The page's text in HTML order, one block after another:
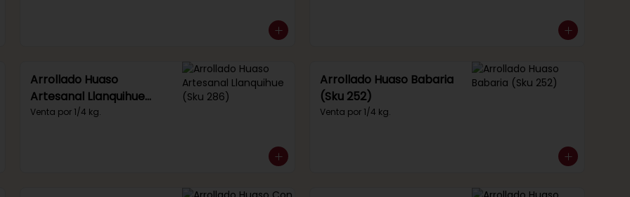
Arrollado Huaso
Artesanal Llanquihue
(Sku 286)
Venta por 1/4 kg.
Arrollado Huaso Babaria
(Sku 252)
Venta por 1/4 kg.